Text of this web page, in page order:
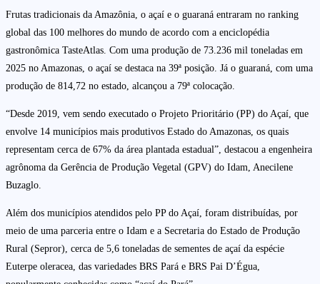
Frutas tradicionais da Amazônia, o açaí e o guaraná entraram no ranking
global das 100 melhores do mundo de acordo com a enciclopédia
gastronômica TasteAtlas. Com uma produção de 73.236 mil toneladas em
2025 no Amazonas, o açaí se destaca na 39ª posição. Já o guaraná, com uma
produção de 814,72 no estado, alcançou a 79ª colocação.
“Desde 2019, vem sendo executado o Projeto Prioritário (PP) do Açaí, que
envolve 14 municípios mais produtivos Estado do Amazonas, os quais
representam cerca de 67% da área plantada estadual”, destacou a engenheira
agrônoma da Gerência de Produção Vegetal (GPV) do Idam, Anecilene
Buzaglo.
Além dos municípios atendidos pelo PP do Açaí, foram distribuídas, por
meio de uma parceria entre o Idam e a Secretaria do Estado de Produção
Rural (Sepror), cerca de 5,6 toneladas de sementes de açaí da espécie
Euterpe oleracea, das variedades BRS Pará e BRS Pai D’Égua,